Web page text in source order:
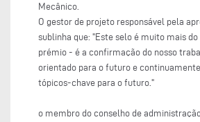
Mecânico.
O gestor de projeto responsável pela
sublinha que: "Este selo é muito mais
prémio - é a confirmação do nosso
orientado para o futuro e
tópicos-chave para o futuro."
o membro do conselho de